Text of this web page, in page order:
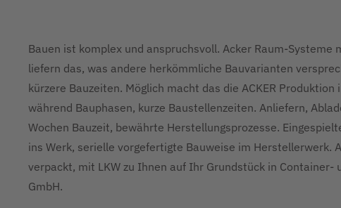
Bauen ist komplex und anspruchsvoll. Acker Raum-Systeme
liefern das, was andere herkömmliche Bauvarianten
kürzere Bauzeiten. Möglich macht das die ACKER
während Bauphasen, kurze Baustellenzeiten. Anliefern,
Wochen Bauzeit, bewährte Herstellungsprozesse.
ins Werk, serielle vorgefertigte Bauweise im Herstellerwerk.
verpackt, mit LKW zu Ihnen auf Ihr Grundstück in Container-
GmbH.